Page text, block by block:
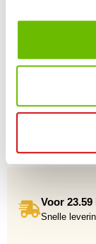
+10 Jaar
Al sinds
Gratis
Voor
Snelle